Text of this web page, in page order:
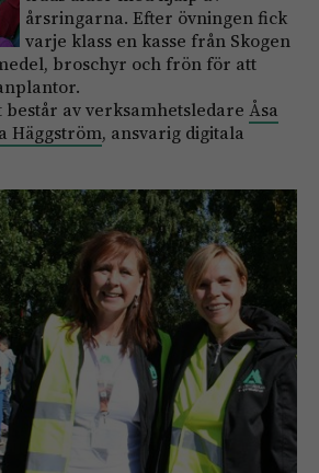
årsringarna. Efter övningen fick
varje klass en kasse från Skogen
broschyr och frön för att
av verksamhetsledare Åsa
Häggström, ansvarig digitala